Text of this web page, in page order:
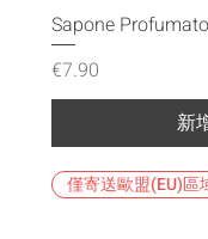
Sapone
價格
€7.90
新
僅寄送歐盟(EU)區